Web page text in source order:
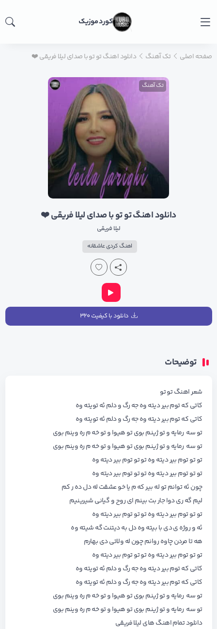
کورد موزیک
صفحه اصلی تک آهنگ دانلود اهنگ تو تو با صدای لیلا فریقی ❤️
تک آهنگ
دانلود اهنگ تو تو با صدای لیلا فریقی ❤️
لیلا فریقی
اهنگ کردی عاشقانه
دانلود با کیفیت ۳۲۰
توضیحات
شعر اهنگ تو تو
کاتی که توم بیر دیته وه جه رگ و دلم ئه تویته وه
کاتی که توم بیر دیته وه جه رگ و دلم ئه تویته وه
تو سه رمایه و تو ژینم بوی تو هیوا و تو خه م ره وینم بوی
تو سه رمایه و تو ژینم بوی تو هیوا و تو خه م ره وینم بوی
تو تو توم بیر دیته وه تو تو توم بیر دیته وه
تو تو توم بیر دیته وه تو تو توم بیر دیته وه
چون ئه توانم تو له بیر که م یا خو عشقت له دل ده ر کم
لیم گه ری دوا جار بت بینم ای روح و گیانی شیرینیم
تو تو توم بیر دیته وه تو تو توم بیر دیته وه
ئه و روژه ی دی با بیته وه دل به دیتنت گه شیته وه
هه تا مردن چاوه روانم چون له ولاتی دی بهارم
تو تو توم بیر دیته وه تو تو توم بیر دیته وه
کاتی که توم بیر دیته وه جه رگ و دلم ئه تویته وه
کاتی که توم بیر دیته وه جه رگ و دلم ئه تویته وه
تو سه رمایه و تو ژینم بوی تو هیوا و تو خه م ره وینم بوی
تو سه رمایه و تو ژینم بوی تو هیوا و تو خه م ره وینم بوی
دانلود تمام اهنگ هایلیلا فریقی